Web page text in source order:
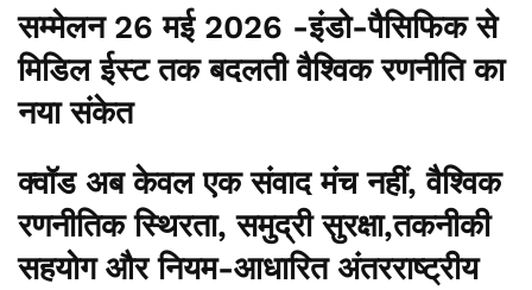
सम्मेलन 26 मई 2026 -इंडो-पैसिफिक से
मिडिल ईस्ट तक बदलती वैश्विक रणनीति का
नया संकेत
क्वॉड अब केवल एक संवाद मंच नहीं, वैश्विक
रणनीतिक स्थिरता, समुद्री सुरक्षा,तकनीकी
सहयोग और नियम-आधारित अंतरराष्ट्रीय